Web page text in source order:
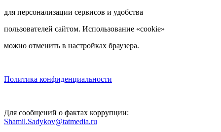
для персонализации сервисов и удобства
пользователей сайтом. Использование «cookie»
можно отменить в настройках браузера.
Политика конфиденциальности
Для сообщений о фактах коррупции:
Shamil.Sadykov@tatmedia.ru